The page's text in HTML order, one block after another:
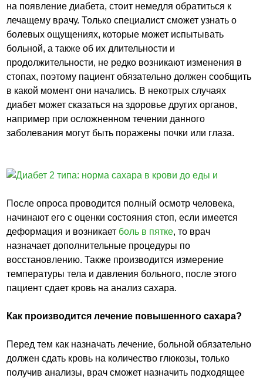
на появление диабета, стоит немедля обратиться к
лечащему врачу. Только специалист сможет узнать о
болевых ощущениях, которые может испытывать
больной, а также об их длительности и
продолжительности, не редко возникают изменения в
стопах, поэтому пациент обязательно должен сообщить
в какой момент они начались. В некотрых случаях
диабет может сказаться на здоровье других органов,
например при осложненном течении данного
заболевания могут быть поражены почки или глаза.
После опроса проводится полный осмотр человека,
начинают его с оценки состояния стоп, если имеется
деформация и возникает боль в пятке, то врач
назначает дополнительные процедуры по
восстановлению. Также производится измерение
температуры тела и давления больного, после этого
пациент сдает кровь на анализ сахара.
Как производится лечение повышенного сахара?
Перед тем как назначать лечение, больной обязательно
должен сдать кровь на количество глюкозы, только
получив анализы, врач сможет назначить подходящее